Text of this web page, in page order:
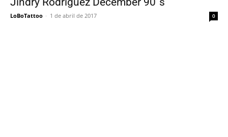
LoBoTattoo - 1 de abril de 2017 0